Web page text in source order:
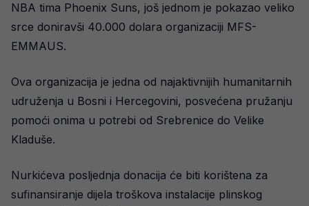
NBA tima Phoenix Suns, još jednom je pokazao veliko
srce doniravši 40.000 dolara organizaciji MFS-
EMMAUS.
Ova organizacija je jedna od najaktivnijih humanitarnih
udruženja u Bosni i Hercegovini, posvećena pružanju
pomoći onima u potrebi od Srebrenice do Velike
Kladuše.
Nurkićeva posljednja donacija će biti korištena za
sufinansiranje dijela troškova instalacije plinskog